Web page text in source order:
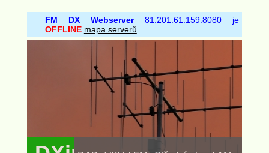
FM DX Webserver81.201.61.159:8080 je
OFFLINE mapa serverů